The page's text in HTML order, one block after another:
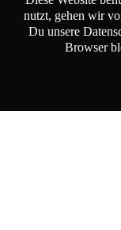
KiK Kultur
8200
nutzt, gehen wir
Du unsere
Browser